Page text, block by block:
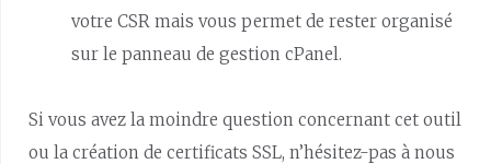
votre CSR mais vous permet de rester organisé
sur le panneau de gestion cPanel.
Si vous avez la moindre question concernant cet outil
ou la création de certificats SSL, n’hésitez-pas à nous